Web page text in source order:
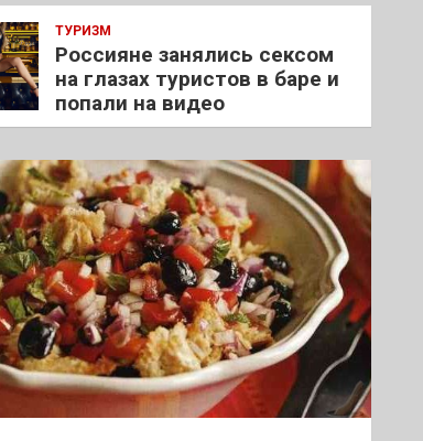
ТУРИЗМ
Россияне занялись сексом
на глазах туристов в баре и
попали на видео